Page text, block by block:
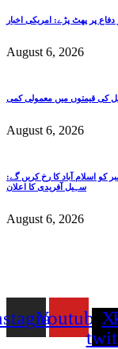
پر پھٹ پڑے: امریکی اخبار
August 6, 2026
کی قیمتوں میں معمولی کمی
August 6, 2026
آپکے لیڈر کو آپکی ضرورت ہے، 27 ستمبر کو اسلام آباد کا رخ کریں گے:
سہیل آفریدی کا اعلان
August 6, 2026
Youtube